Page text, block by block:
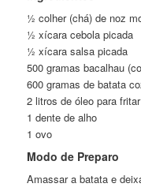
½ colher (chá) de noz
½ xícara cebola picada
½ xícara salsa picada
500 gramas bacalhau
600 gramas de batata
2 litros de óleo para fritar
1 dente de alho
1 ovo
Modo de Preparo
Amassar a batata e